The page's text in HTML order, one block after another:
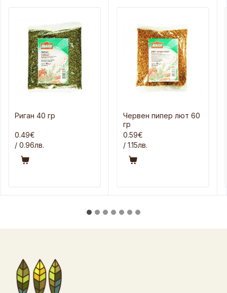
Риган 40 гр
0.49€
/ 0.96лв.
Червен пипер лют 60
гр
0.59€
/ 1.15лв.